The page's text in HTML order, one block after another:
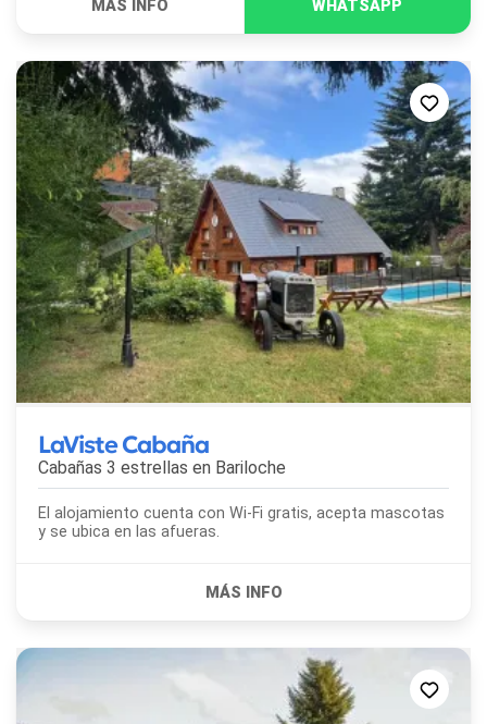
LaViste Cabaña
Cabañas 3 estrellas en Bariloche
El alojamiento cuenta con Wi-Fi gratis, acepta mascotas
y se ubica en las afueras.